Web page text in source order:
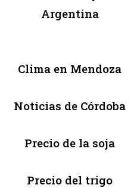
Argentina
Clima en Mendoza
Noticias de Córdoba
Precio de la soja
Precio del trigo